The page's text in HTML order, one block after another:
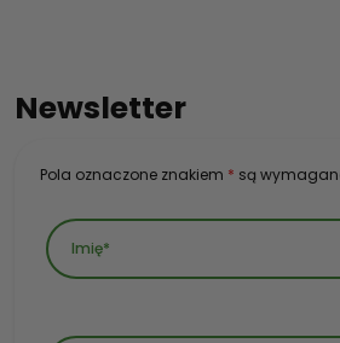
Newsletter
Pola oznaczone znakiem * są